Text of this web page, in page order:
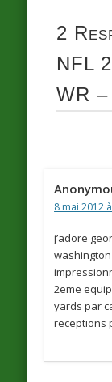
2
NFL
WR
8 mai 2012
j’adore
2eme
yards par
receptions